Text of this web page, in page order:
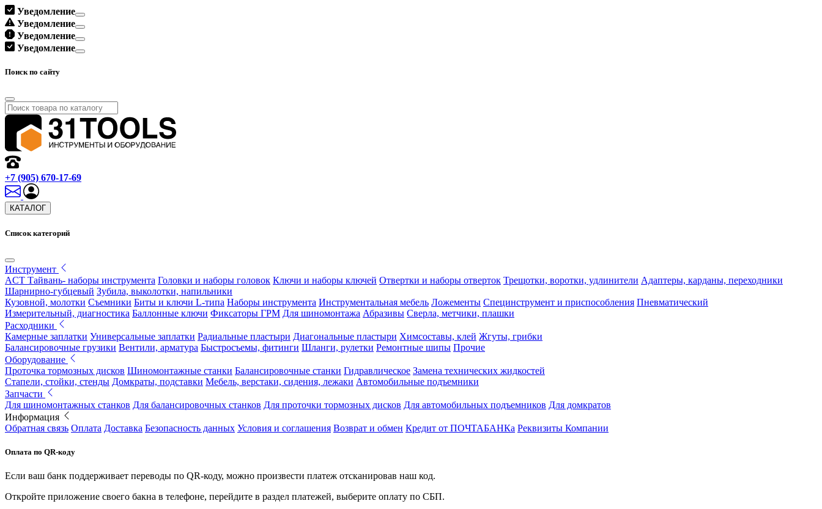
Уведомление
Уведомление
Уведомление
Уведомление
Поиск по сайту
+7 (905) 670-17-69
КАТАЛОГ
Список категорий
Инструмент
ACT Тайвань- наборы инструмента Головки и наборы головок Ключи и наборы ключей Отвертки и наборы отверток Трещотки, воротки, удлинители Адаптеры, карданы, переходники
Шарнирно-губцевый Зубила, выколотки, напильники
Кузовной, молотки Съемники Биты и ключи L-типа Наборы инструмента Инструментальная мебель Ложементы Специнструмент и приспособления Пневматический
Измерительный, диагностика Баллонные ключи Фиксаторы ГРМ Для шиномонтажа Абразивы Сверла, метчики, плашки
Расходники
Камерные заплатки Универсальные заплатки Радиальные пластыри Диагональные пластыри Химсоставы, клей Жгуты, грибки
Балансировочные грузики Вентили, арматура Быстросъемы, фитинги Шланги, рулетки Ремонтные шипы Прочие
Оборудование
Проточка тормозных дисков Шиномонтажные станки Балансировочные станки Гидравлическое Замена технических жидкостей
Стапели, стойки, стенды Домкраты, подставки Мебель, верстаки, сидения, лежаки Автомобильные подъемники
Запчасти
Для шиномонтажных станков Для балансировочных станков Для проточки тормозных дисков Для автомобильных подъемников Для домкратов
Информация
Обратная связь Оплата Доставка Безопасность данных Условия и соглашения Возврат и обмен Кредит от ПОЧТАБАНКа Реквизиты Компании
Оплата по QR-коду
Если ваш банк поддерживает переводы по QR-коду, можно произвести платеж отсканировав наш код.
Откройте приложение своего бакна в телефоне, перейдите в раздел платежей, выберите оплату по СБП.